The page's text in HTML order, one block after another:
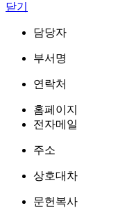
닫기
담당자
부서명
연락처
홈페이지
전자메일
주소
상호대차
문헌복사